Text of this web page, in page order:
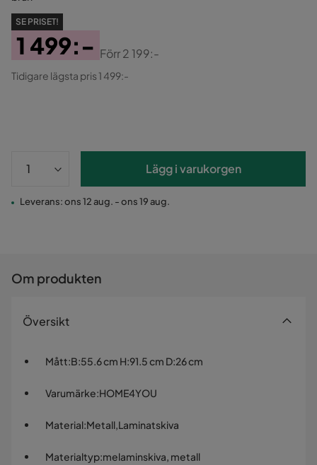
SE PRISET!
Pris
1 499:-
Original
Förr2 199:-
Tidigare lägsta pris 1 499:-
Lägg i varukorgen
Leverans: ons 12 aug. - ons 19 aug.
Om produkten
Översikt
Mått:B:55.6 cm H:91.5 cm D:26 cm
Varumärke:HOME4YOU
Material:Metall,Laminatskiva
Materialtyp:melaminskiva, metall